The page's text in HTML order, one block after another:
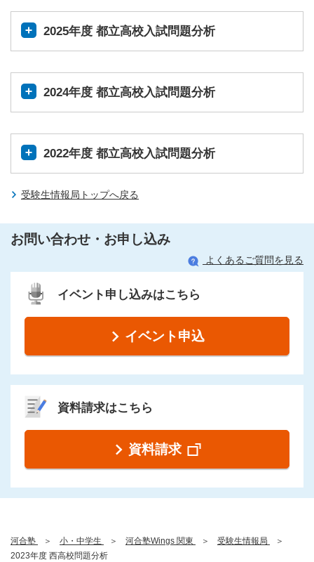
2025年度 都立高校入試問題分析
2024年度 都立高校入試問題分析
2022年度 都立高校入試問題分析
受験生情報局トップへ戻る
お問い合わせ・お申し込み
よくあるご質問を見る
イベント申し込みはこちら
イベント申込
資料請求はこちら
資料請求
河合塾 小・中学生 河合塾Wings 関東
受験生情報局
2023年度 西高校問題分析